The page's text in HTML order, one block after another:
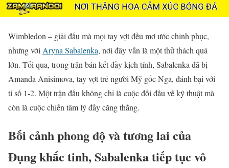
Wimbledon – giải đấu mà mọi tay vợt đều mơ ước chinh phục,
nhưng với Aryna Sabalenka, nơi đây vẫn là một thử thách quá
lớn. Tối qua, trong trận bán kết đầy kịch tính, Sabalenka đã bị
Amanda Anisimova, tay vợt trẻ người Mỹ gốc Nga, đánh bại với
tỉ số 1-2. Một trận đấu không chỉ là cuộc đối đầu về kỹ thuật mà
còn là cuộc chiến tâm lý đầy căng thẳng.
Bối cảnh phong độ và tương lai của
Đụng khắc tinh, Sabalenka tiếp tục vô